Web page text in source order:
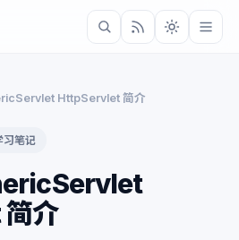
HttpServlet 简介
习笔记
介